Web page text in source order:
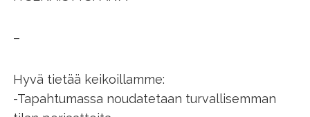
–
Hyvä tietää keikoillamme:
-Tapahtumassa noudatetaan turvallisemman